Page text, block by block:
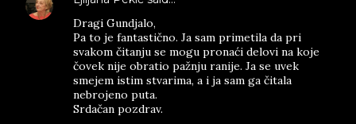
Dragi Gundjalo,
Pa to je fantastično. Ja sam primetila da pri
svakom čitanju se mogu pronaći delovi na koje
čovek nije obratio pažnju ranije. Ja se uvek
smejem istim stvarima, a i ja sam ga čitala
nebrojeno puta.
Srdačan pozdrav.